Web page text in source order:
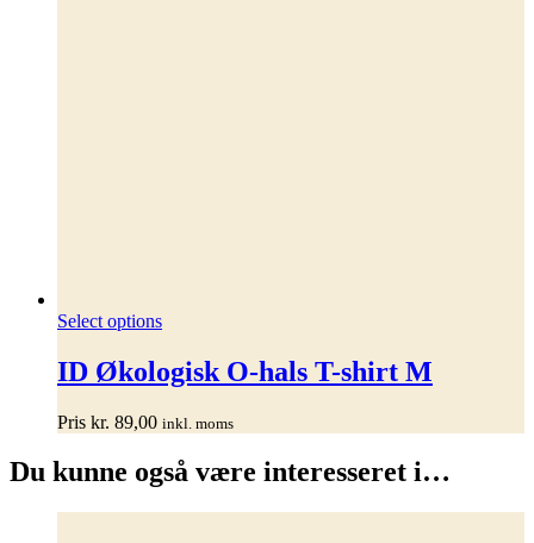
Select optionsDette
har
flere
Mulighederne
vælges
på
varesiden
ID Økologisk O-hals T-shirt M
Pris kr. 89,00 inkl. moms
Du kunne også være interesseret i…